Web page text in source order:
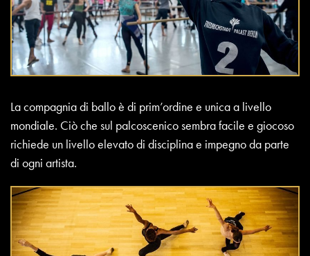
La compagnia di ballo è di prim’ordine e unica a livello
mondiale. Ciò che sul palcoscenico sembra facile e giocoso
richiede un livello elevato di disciplina e impegno da parte
di ogni artista.